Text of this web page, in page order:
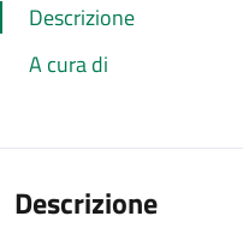
Descrizione
A cura di
Descrizione